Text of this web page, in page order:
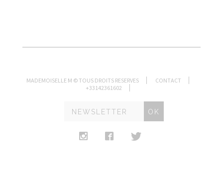
MADEMOISELLE M © TOUS DROITS RESERVES
CONTACT
+33142361602
OK